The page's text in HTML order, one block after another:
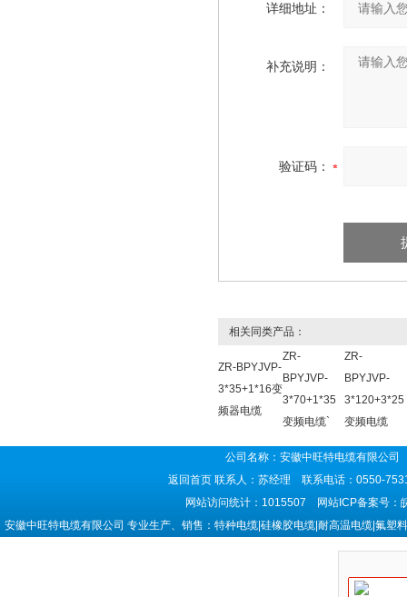
详细地址：
补充说明：
验证码：
相关同类产品：
ZR-BPYJVP-
3*35+1*16变
频器电缆
ZR-
BPYJVP-
3*70+1*35
变频电缆`
ZR-
BPYJVP-
3*120+3*25
变频电缆
公司名称：安徽中旺特电缆有限公
返回首页 联系人：苏经理 联系电话：0550-
网站访问统计：1015507 网站ICP备案号：
安徽中旺特电缆有限公司 专业生产、销售：特种电缆|硅橡胶电缆|耐高温电缆|氟